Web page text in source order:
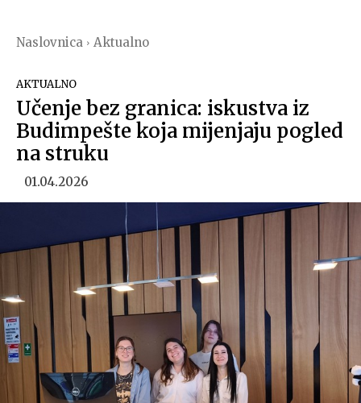
Naslovnica Aktualno
AKTUALNO
Učenje bez granica: iskustva iz
Budimpešte koja mijenjaju pogled
na struku
01.04.2026